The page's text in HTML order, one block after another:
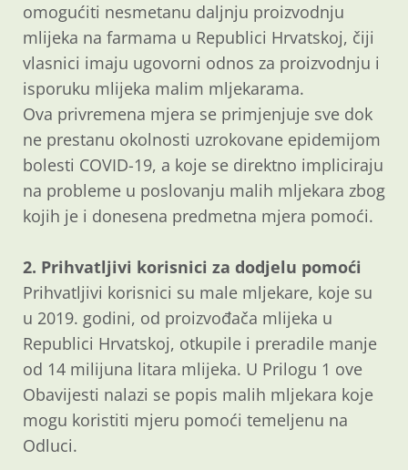
omogućiti nesmetanu daljnju proizvodnju
mlijeka na farmama u Republici Hrvatskoj, čiji
vlasnici imaju ugovorni odnos za proizvodnju i
isporuku mlijeka malim mljekarama.
Ova privremena mjera se primjenjuje sve dok
ne prestanu okolnosti uzrokovane epidemijom
bolesti COVID-19, a koje se direktno impliciraju
na probleme u poslovanju malih mljekara zbog
kojih je i donesena predmetna mjera pomoći.
2. Prihvatljivi korisnici za dodjelu pomoći
Prihvatljivi korisnici su male mljekare, koje su
u 2019. godini, od proizvođača mlijeka u
Republici Hrvatskoj, otkupile i preradile manje
od 14 milijuna litara mlijeka. U Prilogu 1 ove
Obavijesti nalazi se popis malih mljekara koje
mogu koristiti mjeru pomoći temeljenu na
Odluci.